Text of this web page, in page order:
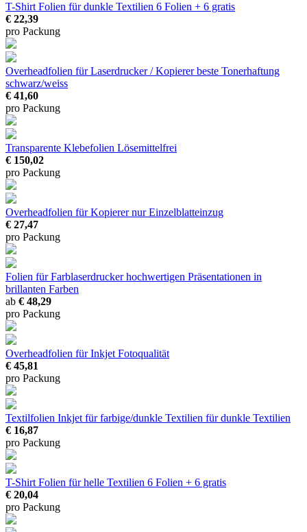
T-Shirt Folien für dunkle Textilien 6 Folien + 6 gratis
€ 22,39
pro Packung
Overheadfolien für Laserdrucker / Kopiererbeste Tonerhaftung
schwarz/weiss
€ 41,60
pro Packung
Transparente Klebefolien Lösemittelfrei
€ 150,02
pro Packung
Overheadfolien für Kopierernur Einzelblatteinzug
€ 27,47
pro Packung
Folien für Farblaserdruckerhochwertigen Präsentationen in
brillanten Farben
ab € 48,29
pro Packung
Overheadfolien für Inkjet Fotoqualität
€ 45,81
pro Packung
Textilfolien Inkjet für farbige/dunkle Textilien für dunkle Textilien
€ 16,87
pro Packung
T-Shirt Folien für helle Textilien 6 Folien + 6 gratis
€ 20,04
pro Packung